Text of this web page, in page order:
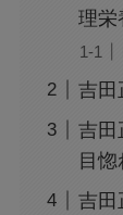
理栄
吉田
吉田
目惚
吉田